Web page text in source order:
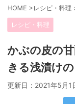
HOME >レシピ・料理
レシピ・料理
かぶの皮の
きる浅漬けの
更新日： 2021年5月1